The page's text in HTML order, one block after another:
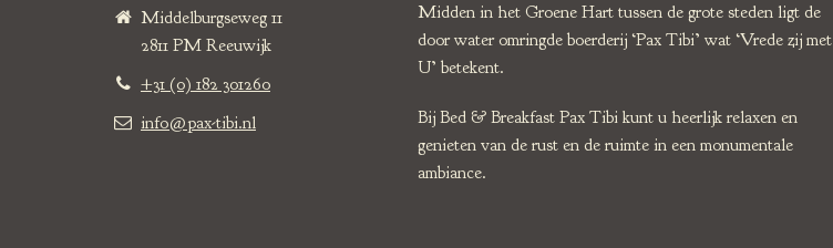
Middelburgseweg 11
2811 PM Reeuwijk
+31 (0) 182 301260
info@pax-tibi.nl
Midden in het Groene Hart tussen de grote steden ligt de
door water omringde boerderij ‘Pax Tibi’ wat ‘Vrede zij met
U’ betekent.
Bij Bed & Breakfast Pax Tibi kunt u heerlijk relaxen en
genieten van de rust en de ruimte in een monumentale
ambiance.